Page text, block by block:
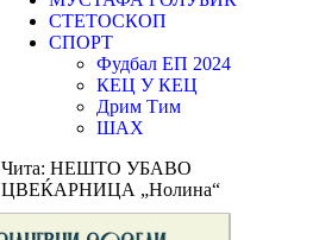
СТЕТОСКОП
СПОРТ
Фудбал ЕП 2024
КЕЦ У КЕЦ
Дрим Тим
ШАХ
Чита: НЕШТО УБАВО
ЦВЕЌАРНИЦА „Нолина“